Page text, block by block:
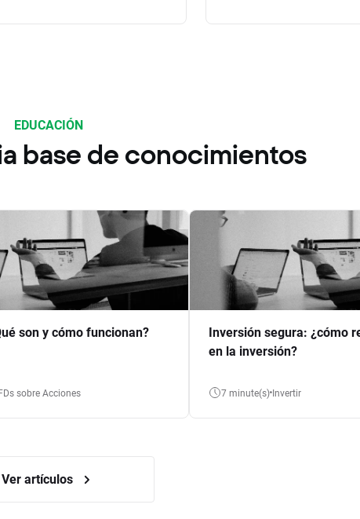
EDUCACIÓN
base de conocimientos
son y cómo funcionan?
sobre Acciones
Inversión segura: ¿cómo
en la inversión?
7 minute(s) Invertir
Ver artículos